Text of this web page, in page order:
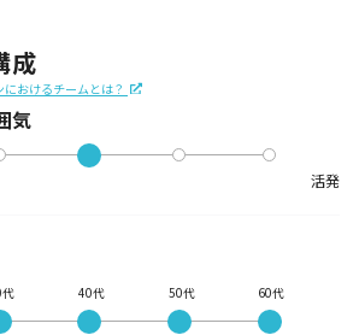
成
おけるチームとは？
気
活発
40代 50代 60代